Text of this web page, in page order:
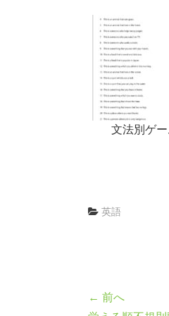
文法別ゲー
英語
← 前へ